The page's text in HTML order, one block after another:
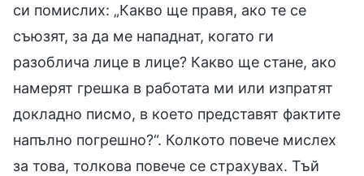
си помислих: „Какво ще правя, ако те се
съюзят, за да ме нападнат, когато ги
разоблича лице в лице? Какво ще стане, ако
намерят грешка в работата ми или изпратят
докладно писмо, в което представят фактите
напълно погрешно?“. Колкото повече мислех
за това, толкова повече се страхувах. Тъй